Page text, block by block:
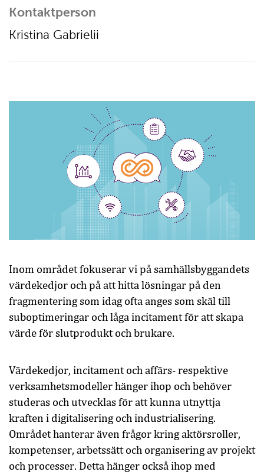
Kontaktperson
Kristina Gabrielii
Inom området fokuserar vi på samhällsbyggandets
värdekedjor och på att hitta lösningar på den
fragmentering som idag ofta anges som skäl till
suboptimeringar och låga incitament för att skapa
värde för slutprodukt och brukare.
Värdekedjor, incitament och affärs- respektive
verksamhetsmodeller hänger ihop och behöver
studeras och utvecklas för att kunna utnyttja
kraften i digitalisering och industrialisering.
Området hanterar även frågor kring aktörsroller,
kompetenser, arbetssätt och organisering av projekt
och processer. Detta hänger också ihop med